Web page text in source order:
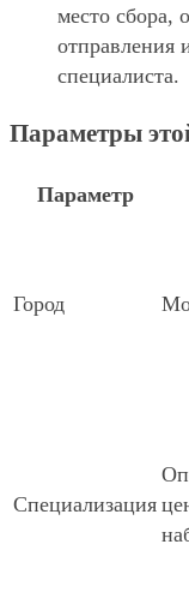
место сбора,
отправления
специалиста.
Параметры
Параметр
Город
Специализация